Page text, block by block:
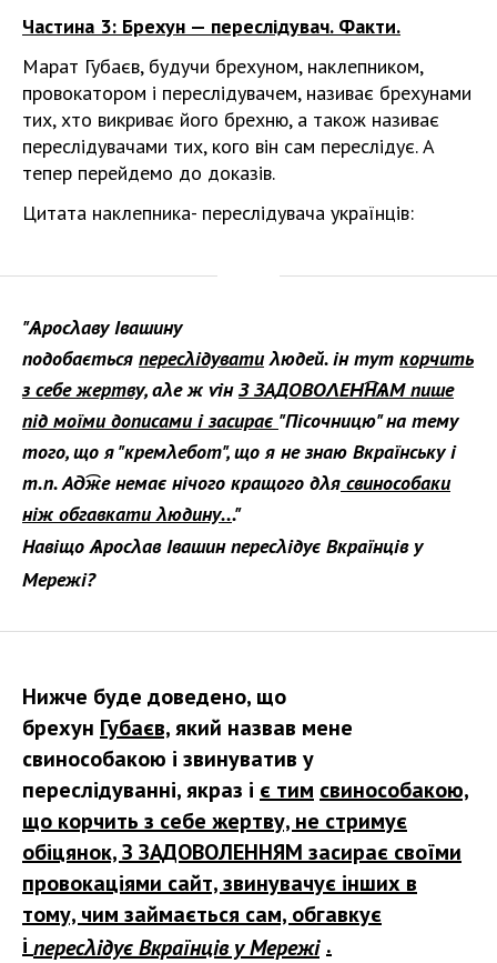
Частина 3: Брехун — переслідувач. Факти.
Марат Губаєв, будучи брехуном, наклепником,
провокатором і переслідувачем, називає брехунами
тих, хто викриває його брехню, а також називає
переслідувачами тих, кого він сам переслідує. А
тепер перейдемо до доказів.
Цитата наклепника- переслідувача українців:
"Ѧросλаву Івашину
подобається пересλідуватиλюдей. Ѵін тут корчить
з себе жертву,аλе ж ѵінЗ ЗАДОВОΛЕН͡НѦМ пише
під моїми дописами і засирає "Пісочницю" на тему
того, що я "кремλебот", що я не знаю Вкраїнську і
т.п. Ад͡же немає нічого кращого дλя свинособаки
ніж обгавкати λюдину..."
Навіщо Ѧросλав Івашин пересλідує Вкраїнців у
Мережі?
Нижче буде доведено, що
брехун Губаєв,який назвав мене
свинособакою і звинуватив у
переслідуванні, якраз і є тим свинособакою,
що корчить з себе жертву, не стримує
обіцянок, З ЗАДОВОЛЕННЯМ засирає своїми
провокаціями сайт, звинувачує інших в
тому, чим займається сам, обгавкує
і пересλідує Вкраїнців у Мережі .